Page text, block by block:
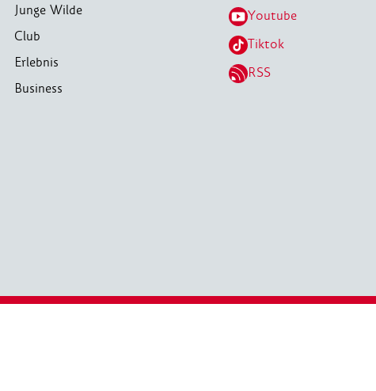
Junge Wilde
Club
Erlebnis
Business
Youtube
Tiktok
RSS